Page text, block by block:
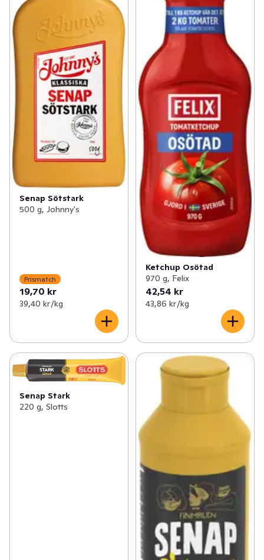
Senap Sötstark
500 g, Johnny's
Prismatch
19,70 kr
39,40 kr /kg
Ketchup Osötad
970 g, Felix
42,54 kr
43,86 kr /kg
Senap Stark
220 g, Slotts